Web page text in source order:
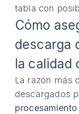
tabla con
Cómo
descarga
la calidad
La razón más
descargados